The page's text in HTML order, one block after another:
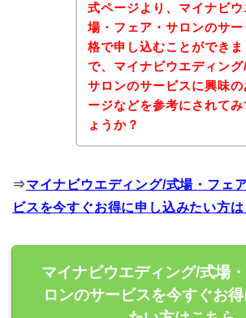
式ページより、マイナビ
場・フェア・サロンのサ
格で申し込むことができ
で、マイナビウエディング
サロンのサービスに興味
ージなどを参考にされて
ょうか？
⇒マイナビウエディング/式場・フェ
ビスを今すぐお得に申し込みたい方は
マイナビウエディング/式場
ロンのサービスを今すぐお